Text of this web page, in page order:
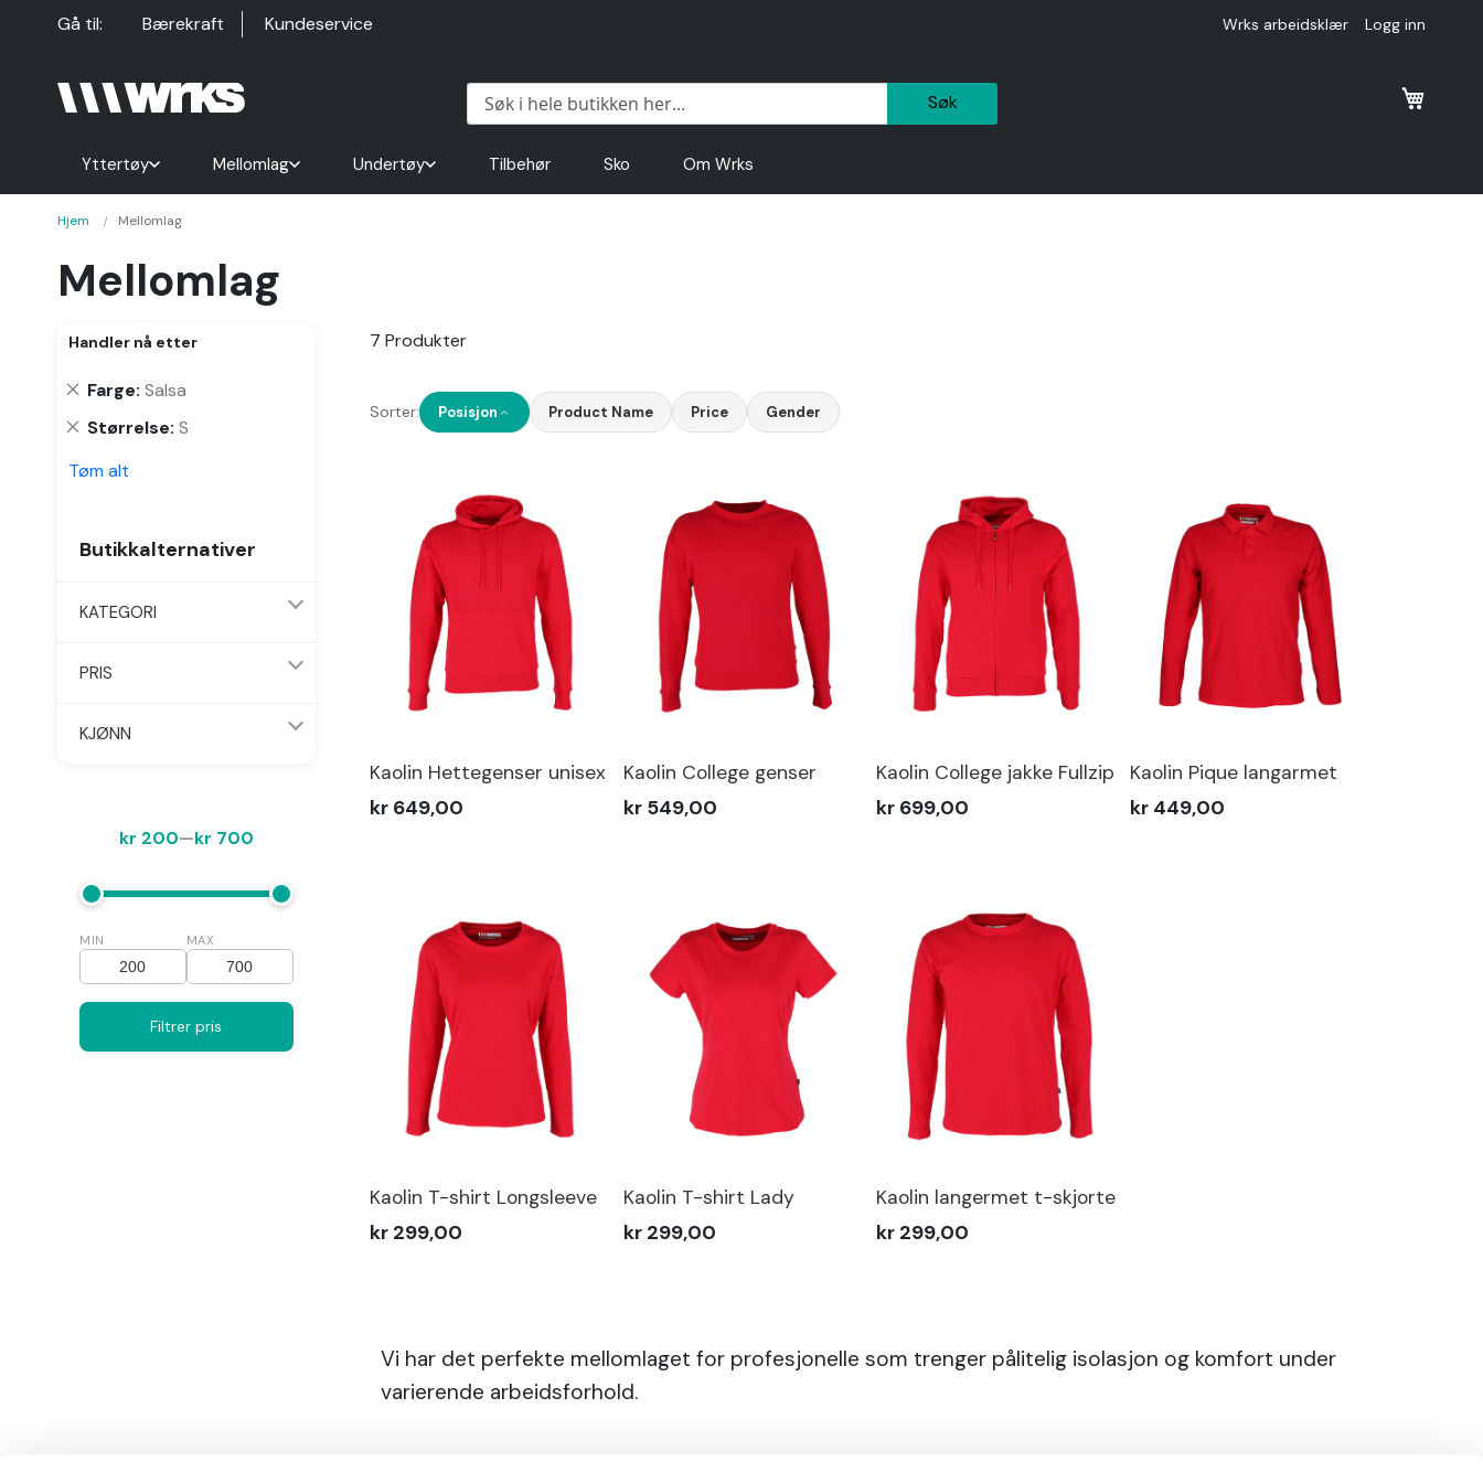
Hopp
Wrks arbeidsklær Logg inn
Gå til: Bærekraft Kundeservice
Søk
Yttertøy Mellomlag Undertøy Tilbehør Sko Om Wrks
Hjem Mellomlag
Mellomlag
7 Produkter
Sorter: Posisjon Product Name Price Gender
Kaolin Hettegenser unisex
kr 649,00
Kaolin College genser
kr 549,00
Kaolin College jakke Fullzip
kr 699,00
Kaolin Pique langarmet
kr 449,00
Kaolin T-shirt Longsleeve
kr 299,00
Kaolin T-shirt Lady
kr 299,00
Kaolin langermet t-skjorte
kr 299,00
Vi har det perfekte mellomlaget for profesjonelle som trenger pålitelig isolasjon og komfort under
varierende arbeidsforhold.
Handler nå etter
Farge Salsa
Fjern
varen
Størrelse S
Fjern
varen
Tøm alt
Butikkalternativer
KATEGORI
PRIS
KJØNN
kr 200—kr 700
MIN MAX
Filtrer pris